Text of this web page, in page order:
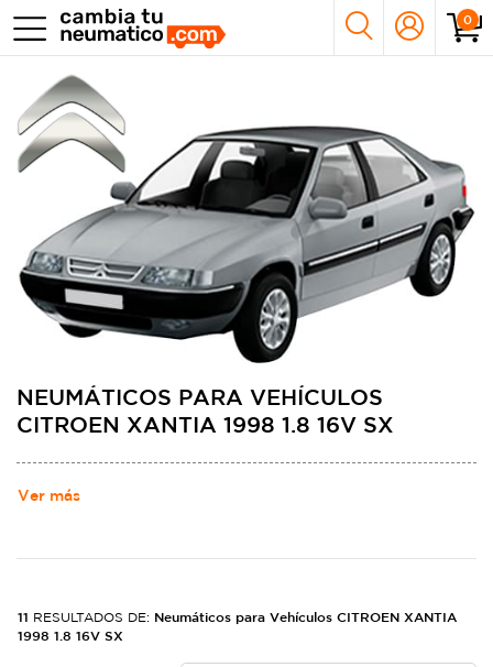
0
NEUMÁTICOS PARA VEHÍCULOS
CITROEN XANTIA 1998 1.8 16V SX
Ver más
11 RESULTADOS DE: Neumáticos para Vehículos CITROEN XANTIA
1998 1.8 16V SX